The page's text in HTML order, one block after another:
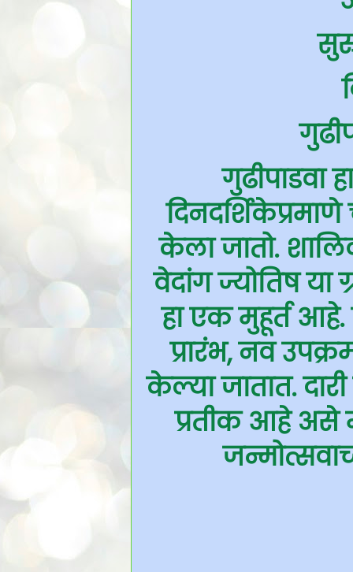
गुढीपाडवा
दिनदर्शिकेप्रमाणे
केला जातो.
वेदांग ज्योतिष या
हा एक मुहूर्त आहे.
प्रारंभ, नव
केल्या जातात.
प्रतीक आहे असे